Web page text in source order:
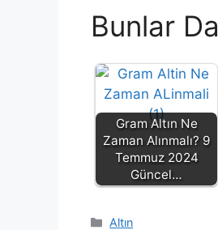
Bunlar
Gram Altın Ne
Zaman Alınmalı? 9
Temmuz 2024
Güncel…
Kategoriler
Altın